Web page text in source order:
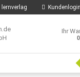
Kundenlogin
Ihr